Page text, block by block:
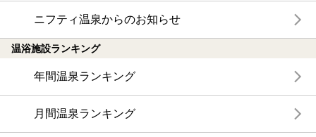
ニフティ温泉からのお知らせ
温浴施設ランキング
年間温泉ランキング
月間温泉ランキング